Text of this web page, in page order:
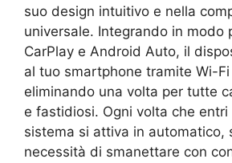
suo design intuitivo e nella
universale. Integrando in modo
CarPlay e Android Auto, il
al tuo smartphone tramite Wi-
eliminando una volta per tutte
e fastidiosi. Ogni volta che entri
sistema si attiva in automatico,
necessità di smanettare con